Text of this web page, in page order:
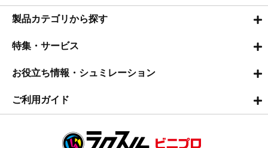
製品カテゴリから探す
特集・サービス
お役立ち情報・シュミレーション
ご利用ガイド